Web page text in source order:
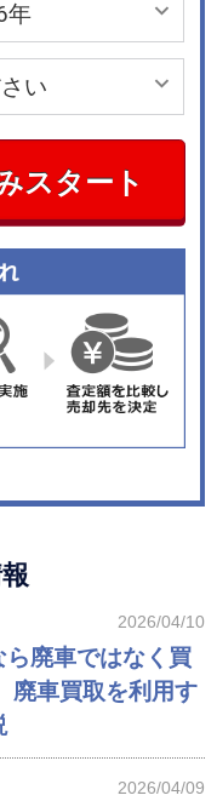
スタート
2026/04/10
ら廃車ではなく買
廃車買取を利用す
2026/04/09